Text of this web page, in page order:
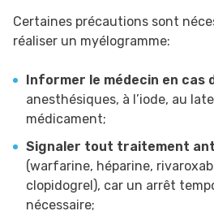
Certaines précautions sont
réaliser un myélogramme:
Informer le médecin en cas
anesthésiques, à l’iode, au
médicament;
Signaler tout traitement
(warfarine, héparine,
clopidogrel), car un arrêt
nécessaire;